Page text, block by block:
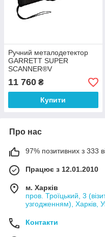
Ручний металодетектор
GARRETT SUPER
SCANNER®V
11 760 ₴
Купити
Про нас
97% позитивних з 333
Працює з 12.01.2010
м. Харків
пров. Троїцький, 3
узгодженням), Харків,
Контакти